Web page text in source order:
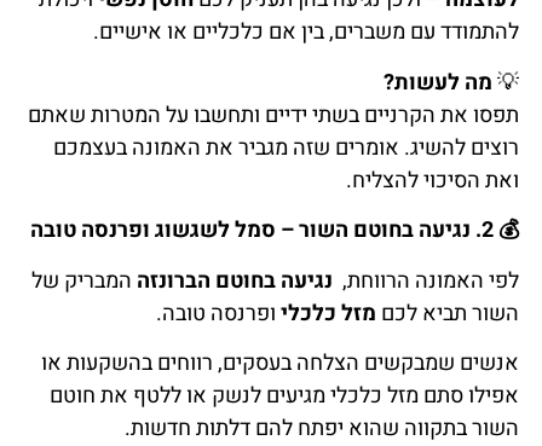
להתמודד עם משברים, בין אם כלכליים או אישיים.
💡מה לעשות?
תפסו את הקרניים בשתי ידיים ותחשבו על המטרות שאתם
רוצים להשיג. אומרים שזה מגביר את האמונה בעצמכם
ואת הסיכוי להצליח.
💰
לפי האמונה הרווחת, נגיעה בחוטם הברונזה המבריק של
השור תביא לכם מזל כלכליופרנסה טובה.
אנשים שמבקשים הצלחה בעסקים, רווחים בהשקעות או
אפילו סתם מזל כלכלי מגיעים לנשק או ללטף את חוטם
השור בתקווה שהוא יפתח להם דלתות חדשות.